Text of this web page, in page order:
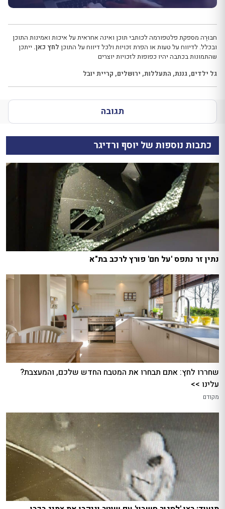
חבּוּרֶה מספקת פלטפורמה לכותבי תוכן ואינה אחראית על איכות ואמינות התוכן
ובכלל. לדיווח על טעות או הפרת זכויות ולכל דיווח על התוכן לחץ כאן. ייתכן
שהתמונות בכתבה יהיו כפופות לזכויות יוצרים
גל ילדים, גננת, התעללות, ירושלים, קריית יובל
תגובה
כתבות נוספות של יוסף ורדיגר
נתין זר נתפס 'על חם' פורץ לרכב בת"א
שחררו לחץ: אתם תבחרו את המטבח החדש שלכם, והמעצבת?
עלינו >>
מקודם